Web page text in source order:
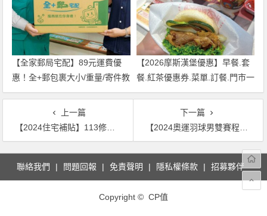
【全家郵局宅配】89元運費優
惠！全+郵包裹大小/重量/寄件教
學一次看
【2026摩斯漢堡優惠】早餐.套
餐.紅茶優惠券.菜單.訂餐.門市一
次看！
上一篇
【2024住宅補貼】113修繕及自購貸款利息補貼資格/線上申請一次看！
下一篇
【2024奧運羽球男雙賽程】李洋王齊麟金牌戰比賽時間/免費看/比分一次看！
文
導
聯絡我們 問題回報 免責聲明 隱私權條款 招募夥伴
Copyright © CP值